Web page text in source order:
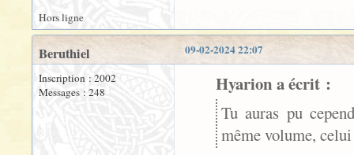
Hors ligne
09-02-2024 22:07
Beruthiel
Inscription : 2002
Messages : 248
Hyarion a écrit :
Tu auras pu
même volume,